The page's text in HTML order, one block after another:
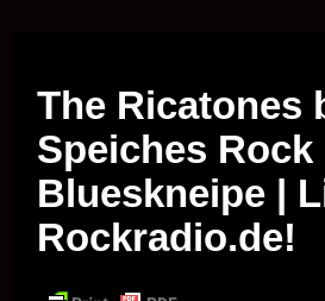
The Ricatones
Speiches Rock
Blueskneipe |
Rockradio.de!